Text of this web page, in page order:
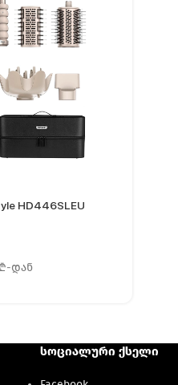
HD446SLEU
დან
სოციალური ქსელი